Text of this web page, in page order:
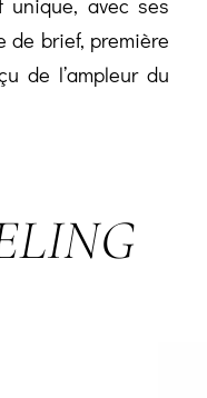
unique, avec ses
de brief, première
de l’ampleur du